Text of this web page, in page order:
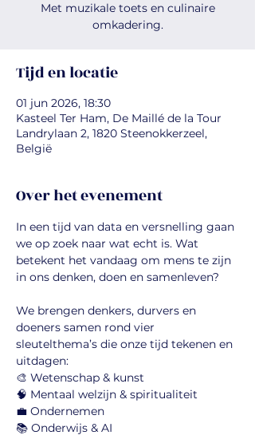
Met muzikale toets en culinaire
omkadering.
Tijd en locatie
01 jun 2026, 18:30
Kasteel Ter Ham, De Maillé de la Tour
Landrylaan 2, 1820 Steenokkerzeel,
België
Over het evenement
In een tijd van data en versnelling gaan
we op zoek naar wat echt is. Wat
betekent het vandaag om mens te zijn
in ons denken, doen en samenleven?
We brengen denkers, durvers en
doeners samen rond vier
sleutelthema’s die onze tijd tekenen en
uitdagen:
🎨 Wetenschap & kunst
🧠 Mentaal welzijn & spiritualiteit
💼 Ondernemen
📚 Onderwijs & AI